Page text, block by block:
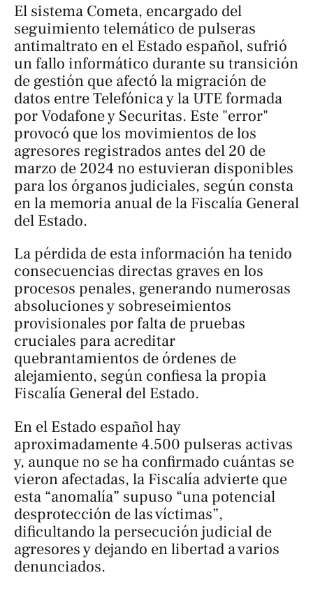
El sistema Cometa, encargado del
seguimiento telemático de pulseras
antimaltrato en el Estado español, sufrió
un fallo informático durante su transición
de gestión que afectó la migración de
datos entre Telefónica y la UTE formada
por Vodafone y Securitas. Este "error"
provocó que los movimientos de los
agresores registrados antes del 20 de
marzo de 2024 no estuvieran disponibles
para los órganos judiciales, según consta
en la memoria anual de la Fiscalía General
del Estado.
La pérdida de esta información ha tenido
consecuencias directas graves en los
procesos penales, generando numerosas
absoluciones y sobreseimientos
provisionales por falta de pruebas
cruciales para acreditar
quebrantamientos de órdenes de
alejamiento, según confiesa la propia
Fiscalía General del Estado.
En el Estado español hay
aproximadamente 4.500 pulseras activas
y, aunque no se ha confirmado cuántas se
vieron afectadas, la Fiscalía advierte que
esta “anomalía” supuso “una potencial
desprotección de las víctimas”,
dificultando la persecución judicial de
agresores y dejando en libertad a varios
denunciados.